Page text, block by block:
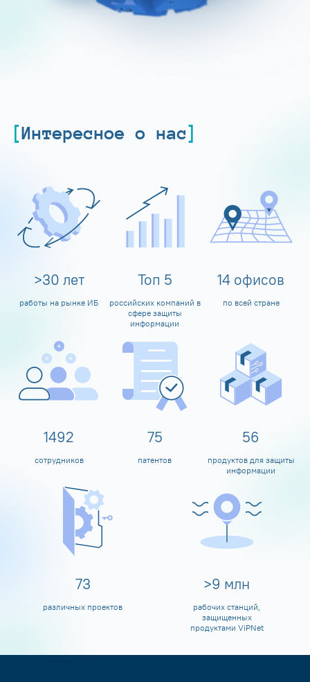
Интересное о нас
>30 лет
работы на рынке ИБ
Топ 5
российских компаний в
сфере защиты
информации
14 офисов
по всей стране
1599
сотрудников
80
патентов
60
продуктов для защиты
информации
80
различных проектов
>10 млн
рабочих станций,
защищенных
продуктами ViPNet